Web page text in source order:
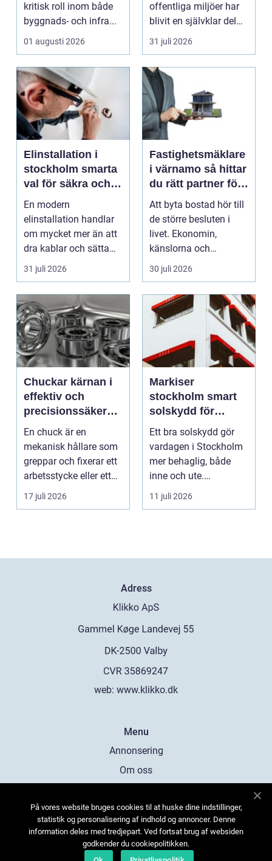
kritisk roll inom både
byggnads- och infra...
01 augusti 2026
offentliga miljöer har
blivit en självklar del
av en modern
fastighet...
31 juli 2026
Elinstallation i
stockholm smarta
val för säkra och
energieffektiva
fastigheter
En modern
elinstallation handlar
om mycket mer än att
dra kablar och sätta
upp uttag. I
Stockholms s...
31 juli 2026
Fastighetsmäklare
i värnamo så hittar
du rätt partner för
din bostadsaffär
Att byta bostad hör till
de större besluten i
livet. Ekonomin,
känslorna och
vardagen vävs ihop i
en...
30 juli 2026
Chuckar kärnan i
effektiv och
precisionssäker
uppspänning
En chuck är en
mekanisk hållare som
greppar och fixerar ett
arbetsstycke eller ett
verktyg, oftast i...
17 juli 2026
Markiser
stockholm smart
solskydd för
stadsliv och
uteplatser
Ett bra solskydd gör
vardagen i Stockholm
mer behaglig, både
inne och ute.
Somrarna kan vara
varma, ...
11 juli 2026
Adress
web: www.klikko.dk
Menu
Annonsering
Om oss
Kontakta oss
Sitemap
På vores website bruges cookies til at huske dine indstillinger,
statistik og personalisering af indhold og annoncer. Denne
information deles med tredjepart. Ved fortsat brug af websiden
godkender du cookiepolitikken.